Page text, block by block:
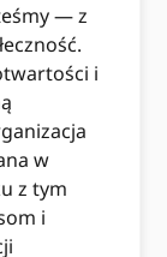
— z
i
w
z tym
i